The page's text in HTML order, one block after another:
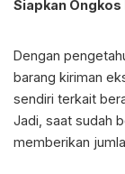
Siapkan
Dengan
barang kiriman
sendiri terkait
Jadi, saat sudah
memberikan